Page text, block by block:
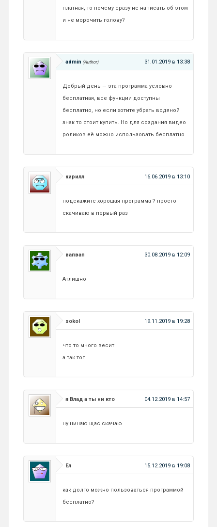
платная, то почему сразу не написать об этом
и не морочить голову?
admin 31.01.2019 в 13:38
Добрый день — эта программа условно
бесплатная, все функции доступны
бесплатно, но если хотите убрать водяной
знак то стоит купить. Но для создания видео
роликов её можно использовать бесплатно.
кирилл 16.06.2019 в 13:10
подскажите хорошая программа ? просто
скачиваю в первый раз
вапвап 30.08.2019 в 12:09
Атлишно
sokol 19.11.2019 в 19:28
что то много весит
а так топ
я Влад а ты ни кто 04.12.2019 в 14:57
ну нинаю щас скачаю
Ел 15.12.2019 в 19:08
как долго можно пользоваться программой
бесплатно?